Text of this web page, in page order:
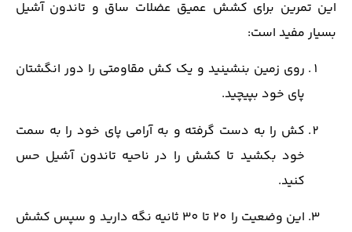
این تمرین برای کشش عمیق عضلات ساق و تاندون آشیل
بسیار مفید است:
روی زمین بنشینید و یک کش مقاومتی را دور انگشتان
پای خود بپیچید.
کش را به ‌دست گرفته و به ‌آرامی پای خود را به سمت
خود بکشید تا کشش را در ناحیه تاندون آشیل حس
کنید.
این وضعیت را 20 تا 30 ثانیه نگه دارید و سپس کشش